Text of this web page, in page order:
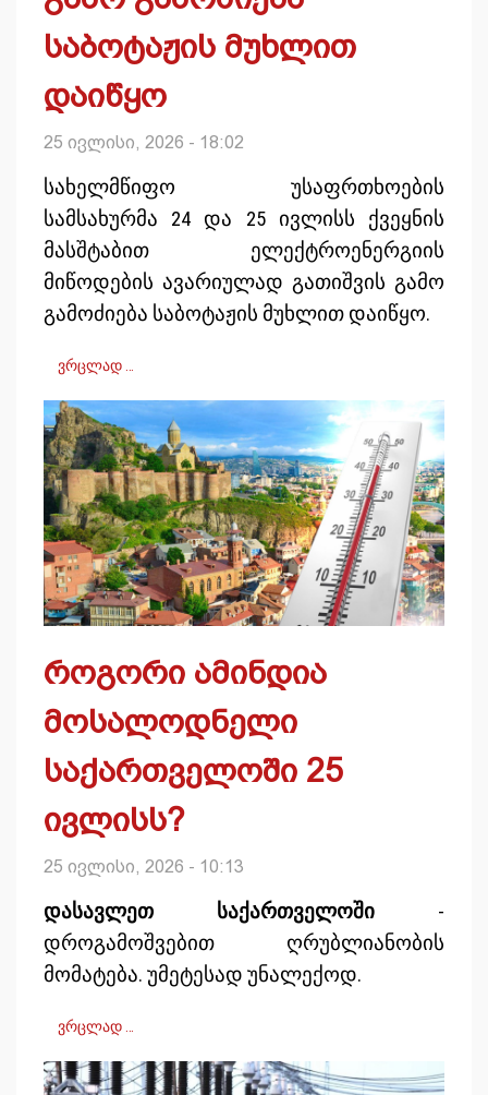
საბოტაჟის მუხლით
დაიწყო
25 ივლისი, 2026 - 18:02
სახელმწიფო უსაფრთხოების
სამსახურმა 24 და 25 ივლისს ქვეყნის
მასშტაბით ელექტროენერგიის
მიწოდების ავარიულად გათიშვის გამო
გამოძიება საბოტაჟის მუხლით დაიწყო.
ვრცლად …
როგორი ამინდია
მოსალოდნელი
საქართველოში 25
ივლისს?
25 ივლისი, 2026 - 10:13
დასავლეთ საქართველოში
-
დროგამოშვებით ღრუბლიანობის
მომატება. უმეტესად უნალექოდ.
ვრცლად …